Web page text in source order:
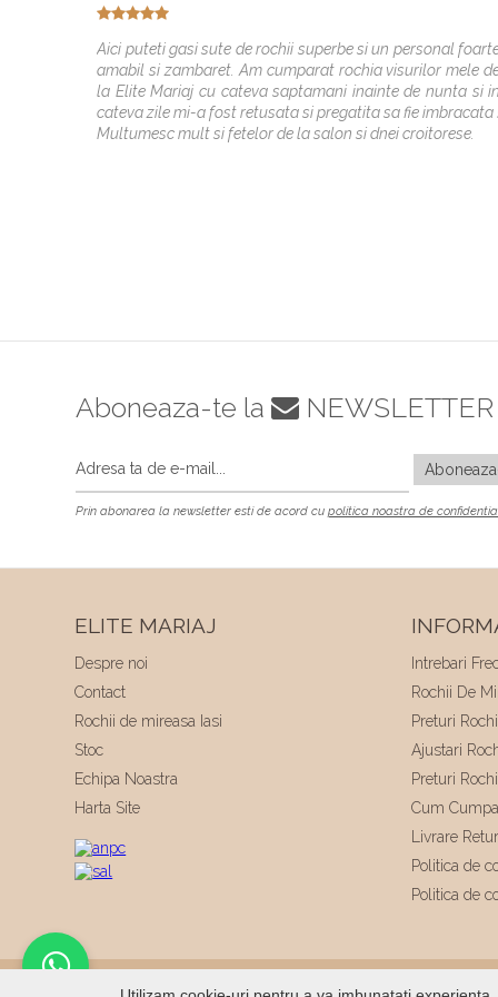
Aici puteti gasi sute de rochii superbe si un personal
amabil si zambaret. Am cumparat rochia visurilor mele
la Elite Mariaj cu cateva saptamani inainte de nunta si in
cateva zile mi-a fost retusata si pregatita sa fie imbracata
Multumesc mult si fetelor de la salon si dnei croitorese.
Aboneaza-te la NEWSLETTER
Prin abonarea la newsletter esti de acord cu politica noastra de
ELITE MARIAJ
Despre noi
Contact
Rochii de mireasa Iasi
Stoc
Echipa Noastra
Harta Site
Intrebari
Rochii De
Preturi
Ajustari
Preturi
Cum
Livrare
Politica de
Politica de
© 2026Elite Mariaj | Toate drepturile rezervate |